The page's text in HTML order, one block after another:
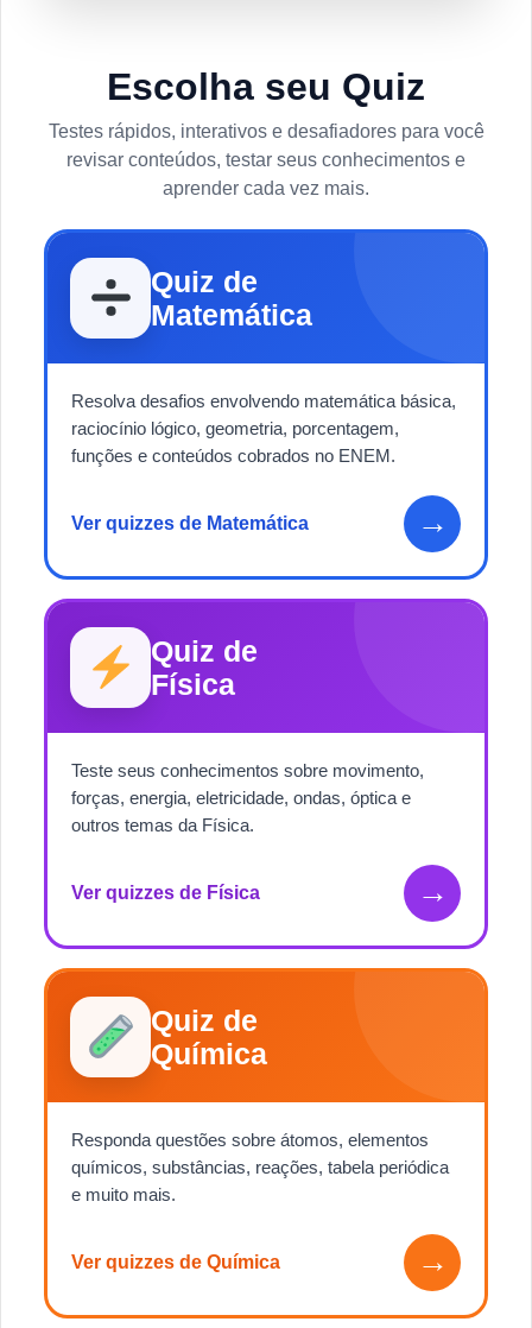
Escolha seu Quiz
Testes rápidos, interativos e desafiadores para você
revisar conteúdos, testar seus conhecimentos e
aprender cada vez mais.
Quiz de
Matemática
Resolva desafios envolvendo matemática básica,
raciocínio lógico, geometria, porcentagem,
funções e conteúdos cobrados no ENEM.
Ver quizzes de Matemática →
Quiz de
Física
Teste seus conhecimentos sobre movimento,
forças, energia, eletricidade, ondas, óptica e
outros temas da Física.
Ver quizzes de Física →
Quiz de
Química
Responda questões sobre átomos, elementos
químicos, substâncias, reações, tabela periódica
e muito mais.
Ver quizzes de Química →